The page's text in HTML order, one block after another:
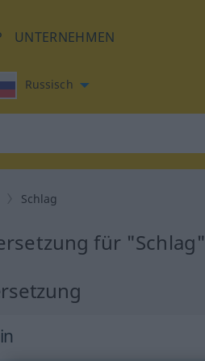
UNTERNEHMEN
Russisch
Schlag
für "Schlag"